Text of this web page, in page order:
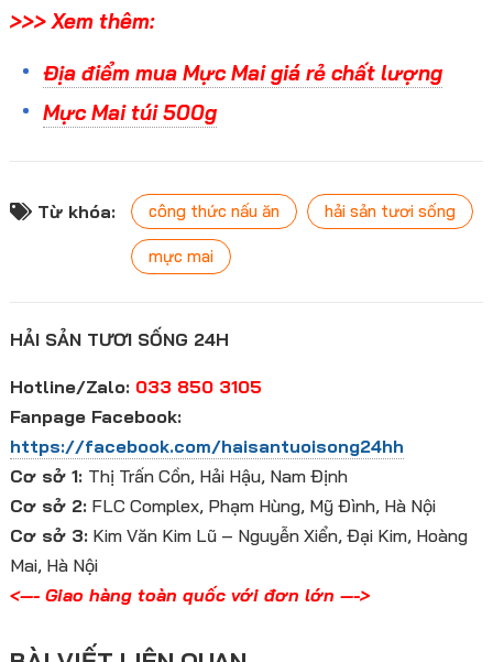
>>> Xem thêm:
Địa điểm mua Mực Mai giá rẻ chất lượng
Mực Mai túi 500g
Từ khóa: công thức nấu ăn hải sản tươi sống
mực mai
HẢI SẢN TƯƠI SỐNG 24H
Hotline/Zalo: 033 850 3105
Fanpage Facebook:
https://facebook.com/haisantuoisong24hh
Cơ sở 1: Thị Trấn Cồn, Hải Hậu, Nam Định
Cơ sở 2:FLC Complex, Phạm Hùng, Mỹ Đình, Hà Nội
Cơ sở 3:Kim Văn Kim Lũ – Nguyễn Xiển, Đại Kim, Hoàng
Mai, Hà Nội
<—- Giao hàng toàn quốc với đơn lớn —->